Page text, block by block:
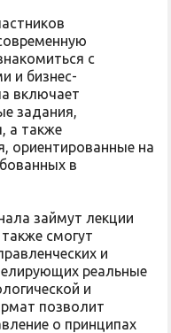
с
и бизнес-
включает
задания,
а также
ориентированные на
в
займут лекции
смогут
и
реальные
и
позволит
о принципах